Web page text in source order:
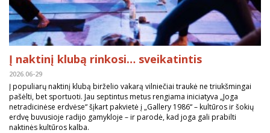
Į naktinį klubą rinkosi… sveikatintis
2026.06-29
Į populiarų naktinį klubą birželio vakarą vilniečiai traukė ne triukšmingai
pašėlti, bet sportuoti. Jau septintus metus rengiama iniciatyva „Joga
netradicinėse erdvėse“ šįkart pakvietė į „Gallery 1986“ – kultūros ir šokių
erdvę buvusioje radijo gamykloje – ir parodė, kad joga gali prabilti
naktinės kultūros kalba.